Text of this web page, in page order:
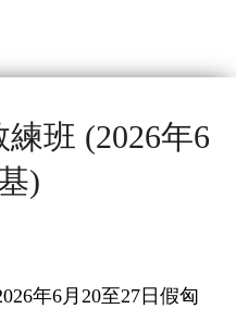
班 (2026年6
)
年6月20至27日假匈